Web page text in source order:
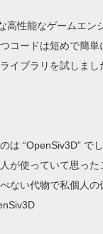
高性能なゲームエ
コードは短めで簡
イブラリを試しまし
は “OpenSiv3D” でし
が使っていて思っ
ない代物で私個人